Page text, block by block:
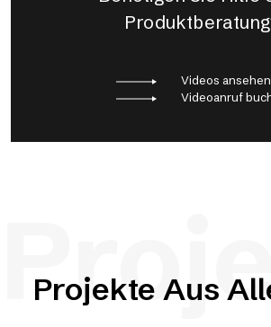
Videos ansehen
Videoanruf
Projekte Aus